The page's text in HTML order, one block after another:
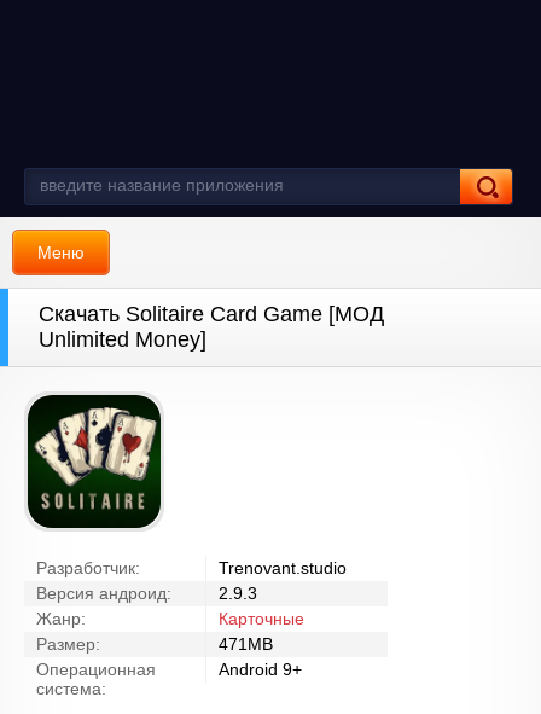
Меню
Скачать Solitaire Card Game [МОД
Unlimited Money]
Разработчик:
Trenovant.studio
Версия андроид:
2.9.3
Жанр:
Карточные
Размер:
471MB
Операционная
система:
Android 9+